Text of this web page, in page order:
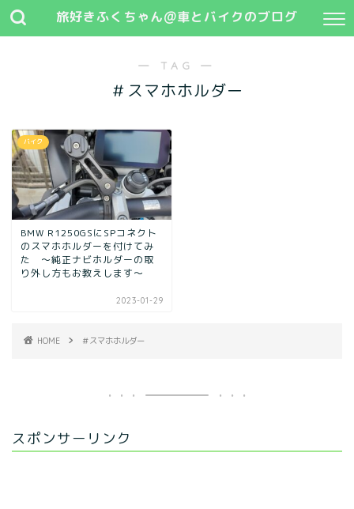
旅好きふくちゃん@車とバイクのブログ
― TAG ―
＃スマホホルダー
バイク
BMW R1250GSにSPコネクト
のスマホホルダーを付けてみ
た ～純正ナビホルダーの取
り外し方もお教えします～
2023-01-29
HOME ＃スマホホルダー
スポンサーリンク